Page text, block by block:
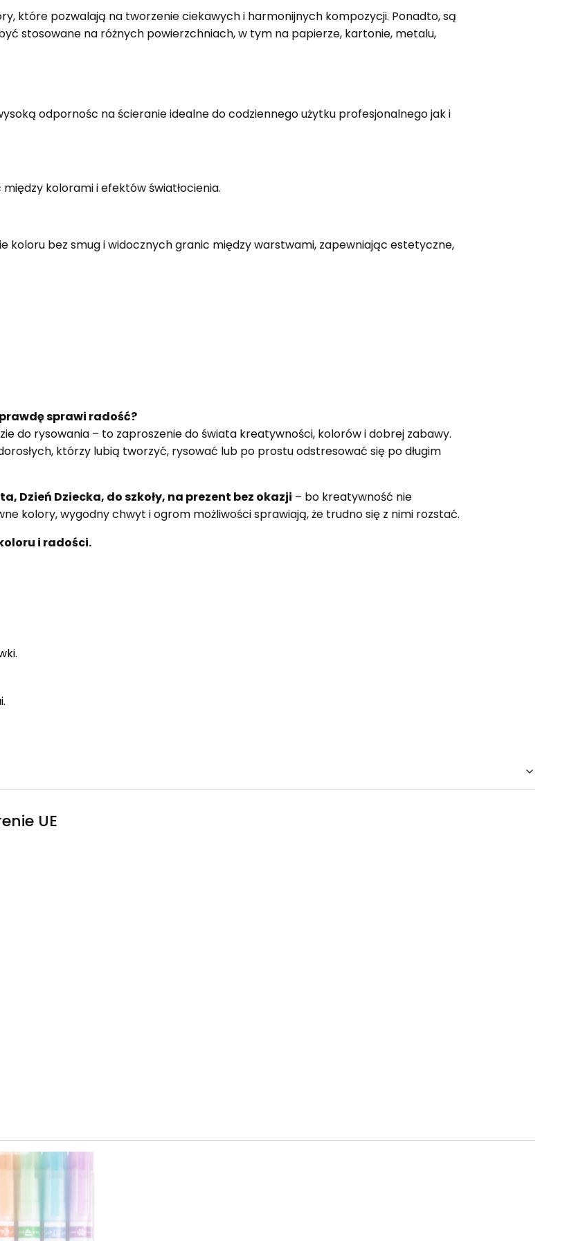
które pozwalają na tworzenie ciekawych i harmonijnych kompozycji. Ponadto, są
stosowane na różnych powierzchniach, w tym na papierze, kartonie, metalu,
odpornośc na ścieranie idealne do codziennego użytku profesjonalnego jak i
kolorami i efektów światłocienia.
koloru bez smug i widocznych granic między warstwami, zapewniając estetyczne,
sprawi radość?
do rysowania – to zaproszenie do świata kreatywności, kolorów i dobrej zabawy.
którzy lubią tworzyć, rysować lub po prostu odstresować się po długim
Dzień Dziecka, do szkoły, na prezent bez okazji – bo kreatywność nie
kolory, wygodny chwyt i ogrom możliwości sprawiają, że trudno się z nimi rozstać.
i radości.
UE